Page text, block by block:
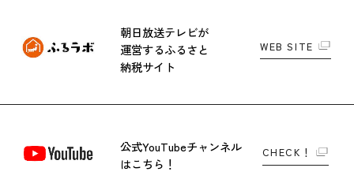
朝日放送テレビが
運営するふるさと
納税サイト
WEB SITE
公式YouTubeチャンネル
はこちら！
CHECK！